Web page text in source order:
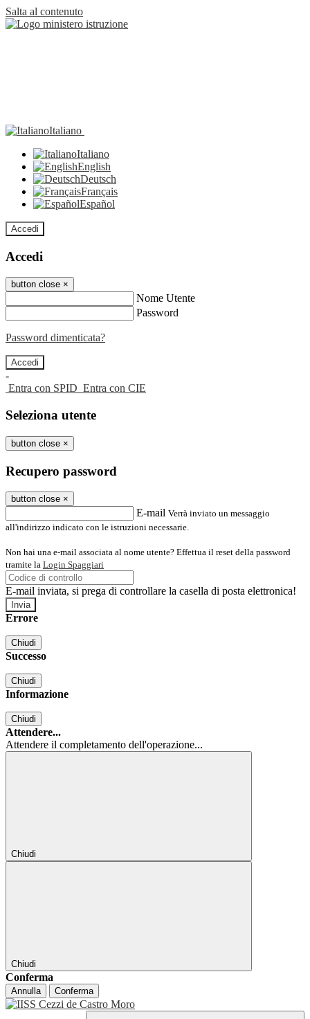
Salta al contenuto
Italiano
Italiano
English
Deutsch
Français
Español
Accedi
Accedi
button close ×
Nome Utente
Password
Password dimenticata?
-
Entra con SPID Entra con CIE
Seleziona utente
button close ×
Recupero password
button close ×
E-mail Verrà inviato un messaggio
all'indirizzo indicato con le istruzioni necessarie.
Non hai una e-mail associata al nome utente? Effettua il reset della password
tramite la Login Spaggiari
E-mail inviata, si prega di controllare la casella di posta elettronica!
Errore
Chiudi
Successo
Chiudi
Informazione
Chiudi
Attendere...
Attendere il completamento dell'operazione...
Chiudi
Chiudi
Conferma
Annulla Conferma